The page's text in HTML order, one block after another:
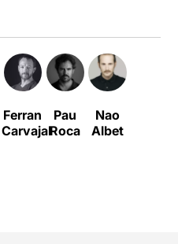
Ferran
Carvajal
Pau
Roca
Nao
Albet